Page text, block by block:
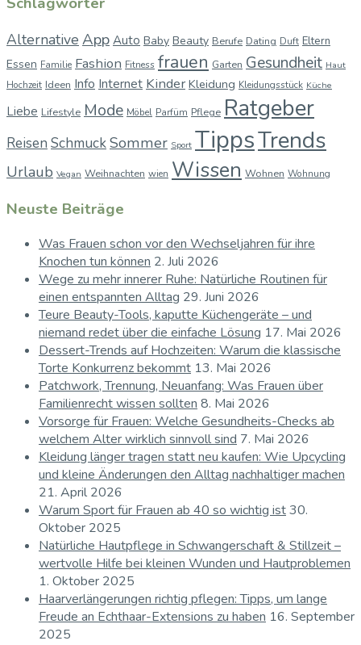
Alternative App Auto Baby Beauty Berufe Dating Duft Eltern
Essen Familie Fashion Fitness frauen Garten Gesundheit Haut
Hochzeit Ideen Info Internet Kinder Kleidung Kleidungsstück Küche
Liebe Lifestyle Mode Möbel Parfüm Pflege Ratgeber
Reisen SchmuckSommer Sport TippsTrends
Urlaub Vegan Weihnachten wien Wissen Wohnen Wohnung
Neuste Beiträge
Was Frauen schon vor den Wechseljahren für ihre
Knochen tun können 2. Juli 2026
Wege zu mehr innerer Ruhe: Natürliche Routinen für
einen entspannten Alltag 29. Juni 2026
Teure Beauty-Tools, kaputte Küchengeräte – und
niemand redet über die einfache Lösung 17. Mai 2026
Dessert-Trends auf Hochzeiten: Warum die klassische
Torte Konkurrenz bekommt 13. Mai 2026
Patchwork, Trennung, Neuanfang: Was Frauen über
Familienrecht wissen sollten 8. Mai 2026
Vorsorge für Frauen: Welche Gesundheits-Checks ab
welchem Alter wirklich sinnvoll sind 7. Mai 2026
Kleidung länger tragen statt neu kaufen: Wie Upcycling
und kleine Änderungen den Alltag nachhaltiger machen
21. April 2026
Warum Sport für Frauen ab 40 so wichtig ist30.
Oktober 2025
Natürliche Hautpflege in Schwangerschaft & Stillzeit –
wertvolle Hilfe bei kleinen Wunden und Hautproblemen
1. Oktober 2025
Haarverlängerungen richtig pflegen: Tipps, um lange
Freude an Echthaar-Extensions zu haben 16. September
2025